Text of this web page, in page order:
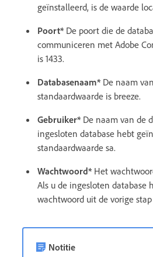
geïnstalleerd, is de waarde
Poort* De poort die de
communiceren met Adobe
is 1433.
Databasenaam* De naam
standaardwaarde is breeze.
Gebruiker* De naam van de
ingesloten database hebt
standaardwaarde sa.
Wachtwoord* Het
Als u de ingesloten database
wachtwoord uit de vorige
Notitie